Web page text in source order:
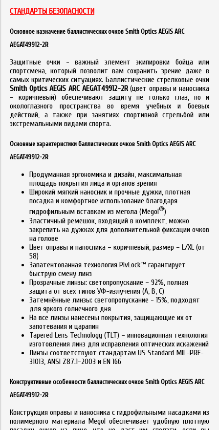
СТАНДАРТЫ БЕЗОПАСНОСТИ
Основное назначение баллистических очков Smith Optics AEGIS ARC
AEGAT49912-2R
Защитные очки - важный элемент экипировки бойца или
спортсмена, который позволит вам сохранить зрение даже в
самых критических ситуациях. Баллистические стрелковые очки
Smith Optics AEGIS ARC AEGAT49912-2R(цвет оправы и наносника
– коричневый) обеспечивают защиту не только глаз, но и
окологлазного пространства во время учебных и боевых
действий, а также при занятиях спортивной стрельбой или
экстремальными видами спорта.
Основные характеристики баллистических очков Smith Optics AEGIS ARC
AEGAT49912-2R
Продуманная эргономика и дизайн, максимальная
площадь покрытия лица и органов зрения
Широкий мягкий наносник и прочные дужки, плотная
посадка и комфортное использование благодаря
гидрофильным вставкам из мегола (Megol®)
Эластичный ремешок, входящий в комплект, можно
закрепить на дужках для дополнительной фиксации очков
на голове
Цвет оправы и наносника – коричневый, размер – L/XL (от
58)
Запатентованная технология PivLock™ гарантирует
быструю смену линз
Прозрачные линзы: светопропускание – 92%, полная
защита от всех типов УФ-излучения (A, B, C)
Затемнённые линзы: светопропускание - 15%, подходят
для яркого солнечного дня
На все линзы нанесены покрытия, защищающие их от
запотевания и царапин
Tapered Lens Technology (TLT) – инновационная технология
изготовления линз для исправления оптических искажений
Линзы соответствуют стандартам US Standard MIL-PRF-
31013, ANSI Z87.1-2003 и EN 166
Конструктивные особенности баллистических очков Smith Optics AEGIS ARC
AEGAT49912-2R
Конструкция оправы и наносника с гидрофильными насадками из
полимерного материала Megol обеспечивает удобную плотную